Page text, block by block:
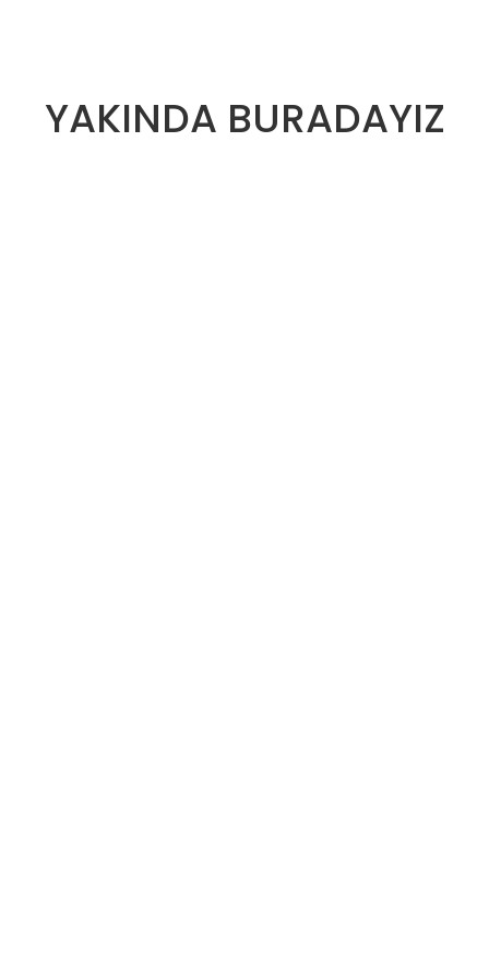
YAKINDA BURADAYIZ